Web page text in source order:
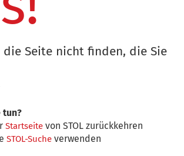
Seite nicht finden, die Sie
tun?
Startseite von STOL zurückkehren
STOL-Suche verwenden